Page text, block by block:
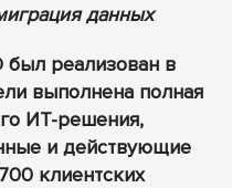
данных
был реализован в
выполнена полная
ИТ-решения,
и действующие
клиентских